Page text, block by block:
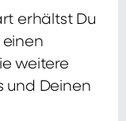
erhältst Du
einen
weitere
und Deinen